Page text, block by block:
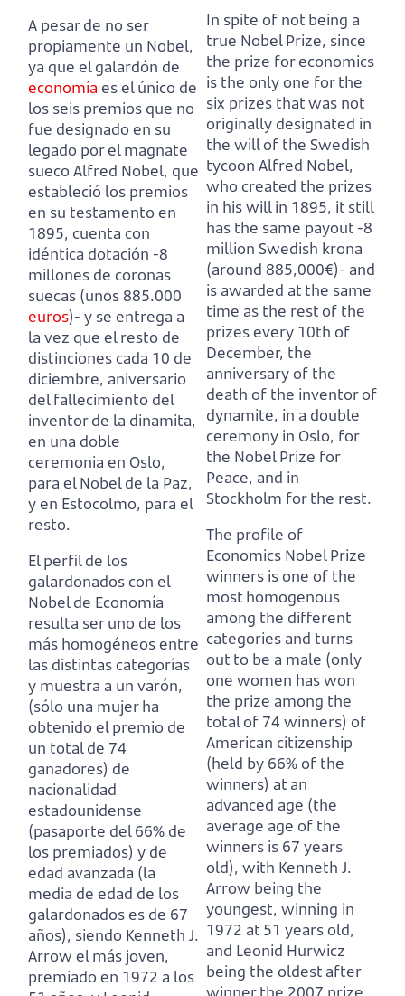
A pesar de no ser
propiamente un Nobel,
ya que el galardón de
economía es el único de
los seis premios que no
fue designado en su
legado por el magnate
sueco Alfred Nobel, que
estableció los premios
en su testamento en
1895, cuenta con
idéntica dotación -8
millones de coronas
suecas (unos 885.000
euros)- y se entrega a
la vez que el resto de
distinciones cada 10 de
diciembre, aniversario
del fallecimiento del
inventor de la dinamita,
en una doble
ceremonia en Oslo,
para el Nobel de la Paz,
y en Estocolmo, para el
resto.
El perfil de los
galardonados con el
Nobel de Economía
resulta ser uno de los
más homogéneos entre
las distintas categorías
y muestra a un varón,
(sólo una mujer ha
obtenido el premio de
un total de 74
ganadores) de
nacionalidad
estadounidense
(pasaporte del 66% de
los premiados) y de
edad avanzada (la
media de edad de los
galardonados es de 67
años), siendo Kenneth J.
Arrow el más joven,
premiado en 1972 a los
In spite of not being a
true Nobel Prize, since
the prize for economics
is the only one for the
six prizes that was not
originally designated in
the will of the Swedish
tycoon Alfred Nobel,
who created the prizes
in his will in 1895, it still
has the same payout -8
million Swedish krona
(around 885,000€)- and
is awarded at the same
time as the rest of the
prizes every 10th of
December, the
anniversary of the
death of the inventor of
dynamite, in a double
ceremony in Oslo, for
the Nobel Prize for
Peace, and in
Stockholm for the rest.
The profile of
Economics Nobel Prize
winners is one of the
most homogenous
among the different
categories and turns
out to be a male (only
one women has won
the prize among the
total of 74 winners) of
American citizenship
(held by 66% of the
winners) at an
advanced age (the
average age of the
winners is 67 years
old), with Kenneth J.
Arrow being the
youngest, winning in
1972 at 51 years old,
and Leonid Hurwicz
being the oldest after